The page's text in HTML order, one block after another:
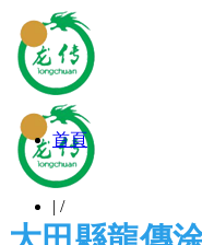
首頁
| /